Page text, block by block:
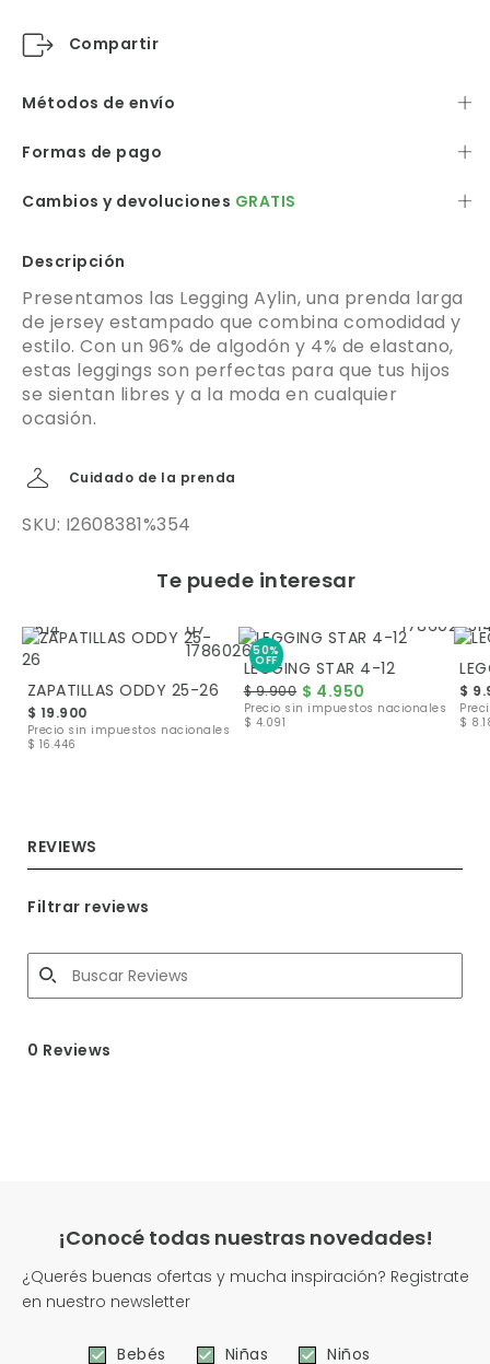
Compartir
Métodos de envío
Formas de pago
Cambios y devoluciones GRATIS
Descripción
Presentamos las Legging Aylin, una prenda larga
de jersey estampado que combina comodidad y
estilo. Con un 96% de algodón y 4% de elastano,
estas leggings son perfectas para que tus hijos
se sientan libres y a la moda en cualquier
ocasión.
Cuidado de la prenda
SKU: I2608381%354
Te puede interesar
ZAPATILLAS ODDY 25-26
$ 19.900
Precio sin impuestos nacionales
$ 16.446
50%
OFF
LEGGING STAR 4-12
$ 9.900 $ 4.950
Precio sin impuestos nacionales
$ 4.091
$
$
REVIEWS
Filtrar reviews
0 Reviews
¡Conocé todas nuestras novedades!
¿Querés buenas ofertas y mucha inspiración? Registrate
en nuestro newsletter
Bebés Niñas Niños